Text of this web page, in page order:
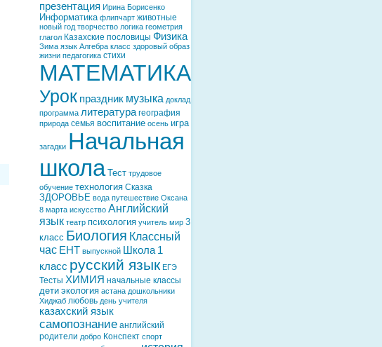
презентация Ирина Борисенко
Информатика флипчарт животные
новый год творчество логика геометрия
глагол Казахские пословицы Физика
Зима язык Алгебра класс здоровый образ
жизни педагогика стихи
МАТЕМАТИКА
Урок праздник музыка доклад
программа литература география
природа семья воспитание осень игра
загадки Начальная
школа Тест трудовое
обучение технология Сказка
ЗДОРОВЬЕ вода путешествие Оксана
8 марта искусство Английский
язык театр психология учитель мир 3
класс Биология Классный
час ЕНТ выпускной Школа 1
класс русский язык ЕГЭ
Тесты ХИМИЯ начальные классы
дети экология астана дошкольники
Хиджаб любовь день учителя
казахский язык
самопознание английский
родители добро Конспект спорт